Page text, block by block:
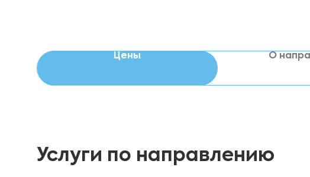
Цены О
Услуги по направлению